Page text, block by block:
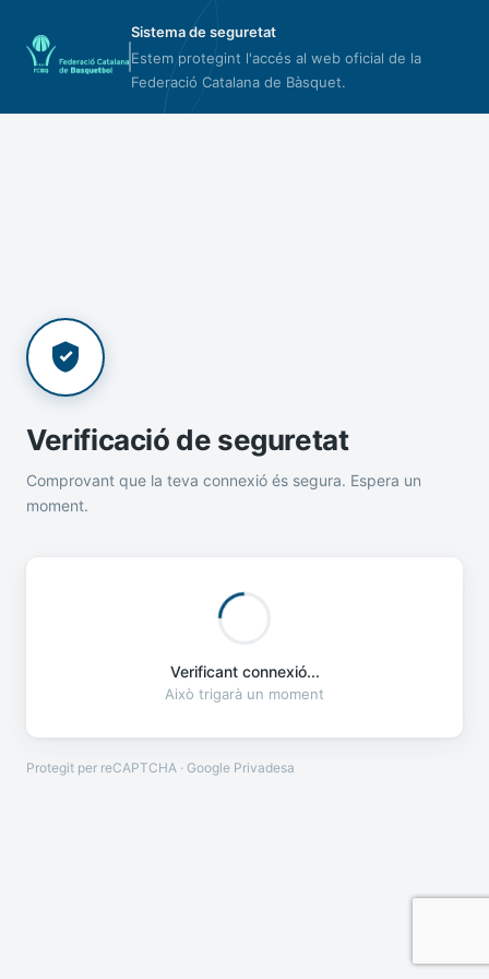
Sistema de seguretat
Estem protegint l'accés al web oficial de la
Federació Catalana de Bàsquet.
Verificació de seguretat
Comprovant que la teva connexió és segura. Espera un
moment.
Verificant connexió...
Això trigarà un moment
Protegit per reCAPTCHA · Google Privadesa